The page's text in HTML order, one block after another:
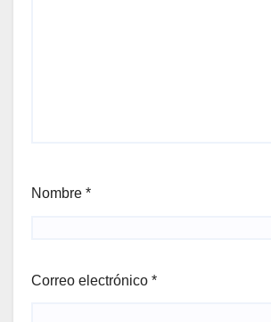
Nombre *
Correo electrónico *